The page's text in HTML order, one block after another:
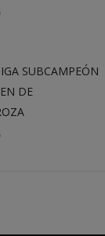
SUBCAMPEÓN
DE